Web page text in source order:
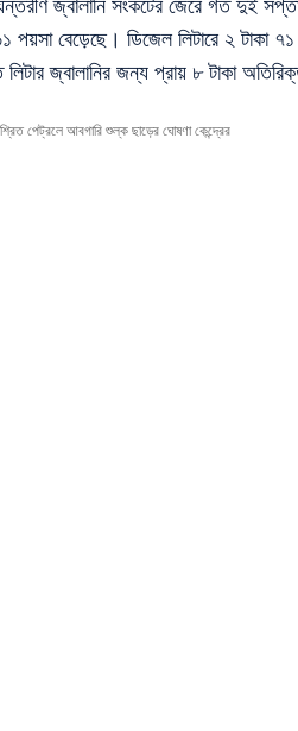
জ্বালানি সংকটের জেরে গত দুই
পয়সা বেড়েছে। ডিজেল লিটারে ২ টাকা
জ্বালানির জন্য প্রায় ৮ টাকা
পেট্রলে আবগারি শুল্ক ছাড়ের ঘোষণা কেন্দ্রের